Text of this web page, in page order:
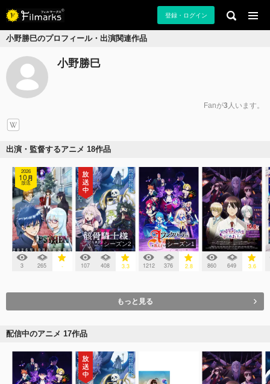
登録・ログイン
小野勝巳のプロフィール・出演関連作品
小野勝巳
Fanが3 人います。
出演・監督するアニメ 18作品
2026
10 月
放送
3 265 -
シーズン2
107 408 3.3
シーズン1
1212 376 2.8 860 649 3.6
もっと見る
配信中のアニメ 17作品